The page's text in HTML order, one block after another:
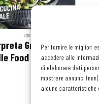
Per fornire le migliori
accedere alle
di elaborare dati
mostrare annunci
alcune caratteristiche
contenuto sponsorizzato
Greenology,
Food Service